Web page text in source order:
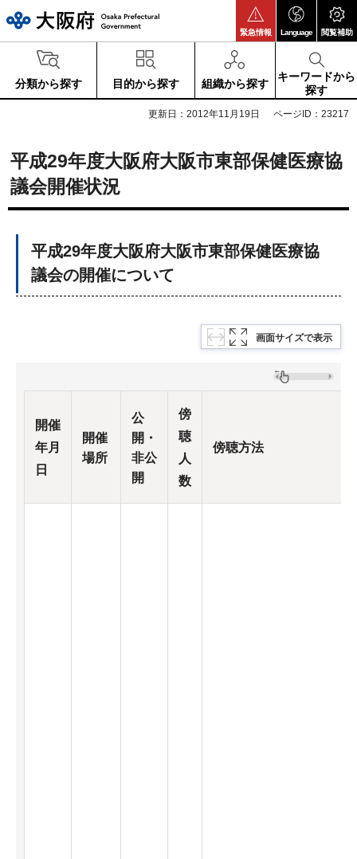
緊急情報 Language 閲覧補助
分類から探す 目的から探す 組織から探す
キーワードから
探す
更新日：2012年11月19日 ページID：23217
平成29年度大阪府大阪市東部保健医療協
議会開催状況
平成29年度大阪府大阪市東部保健医療協
議会の開催について
画面サイズで表示
開催
年月
日
開催
場所
公
開・
非公
開
傍
聴
人
数
傍聴方法